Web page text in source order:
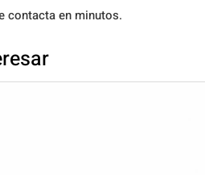
contacta en minutos.